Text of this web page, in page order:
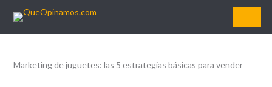
Marketing de juguetes: las 5 estrategias básicas para vender